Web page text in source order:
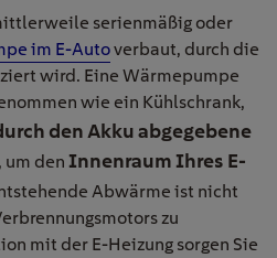
serienmäßig oder
im E-Autoverbaut, durch die
wird. Eine Wärmepumpe
wie ein Kühlschrank,
den Akku abgegebene
den Innenraum Ihres E-
Abwärme ist nicht
zu
mit der E-Heizung sorgen Sie